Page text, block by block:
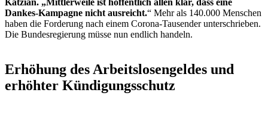
Dankes-Kampagne nicht ausreicht.“ Mehr als 140.000 Menschen
haben die Forderung nach einem Corona-Tausender unterschrieben.
Die Bundesregierung müsse nun endlich handeln.
Erhöhung des Arbeitslosengeldes und
erhöhter Kündigungsschutz